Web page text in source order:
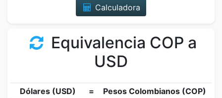
Calculadora
Equivalencia COP a
USD
Dólares (USD) =
Pesos Colombianos (COP)